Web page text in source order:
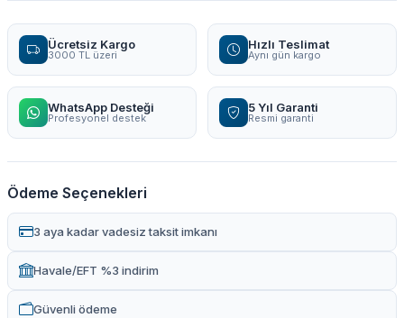
Ücretsiz Kargo
3000 TL üzeri
Hızlı Teslimat
Aynı gün kargo
WhatsApp Desteği
Profesyonel destek
5 Yıl Garanti
Resmi garanti
Ödeme Seçenekleri
3 aya kadar vadesiz taksit imkanı
Havale/EFT %3 indirim
Güvenli ödeme